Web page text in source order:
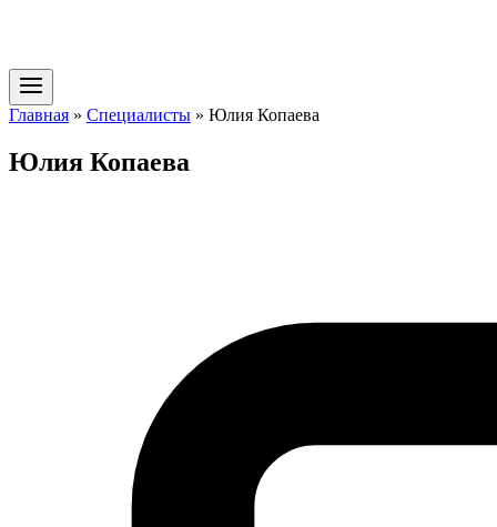
Главная » Специалисты » Юлия Копаева
Юлия Копаева